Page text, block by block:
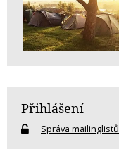
Přihlášení
Správa mailinglistů